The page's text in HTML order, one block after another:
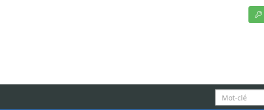
Recherche
: